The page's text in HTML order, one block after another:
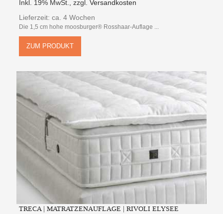
Inkl. 19% MwSt. ,zzgl.Versandkosten
Lieferzeit: ca. 4 Wochen
Die 1,5 cm hohe moosburger® Rosshaar-Auflage ...
ZUM PRODUKT
TRECA | MATRATZENAUFLAGE | RIVOLI ELYSEE